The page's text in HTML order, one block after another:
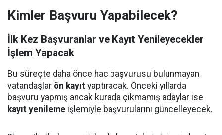
Kimler Başvuru Yapabilecek?
İlk Kez Başvuranlar ve Kayıt Yenileyecekler
İşlem Yapacak
Bu süreçte daha önce hac başvurusu bulunmayan
vatandaşlar ön kayıt yaptıracak. Önceki yıllarda
başvuru yapmış ancak kurada çıkmamış adaylar ise
kayıt yenileme işlemiyle başvurularını güncelleyecek.